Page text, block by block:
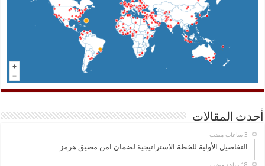
أحدث المقالات
التفاصيل الأولية للخطة الاستراتيجية لضمان امن مضيق هرمز